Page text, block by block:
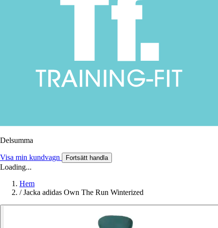
Delsumma
Visa min kundvagn Fortsätt handla
Loading...
Hem
/ Jacka adidas Own The Run Winterized